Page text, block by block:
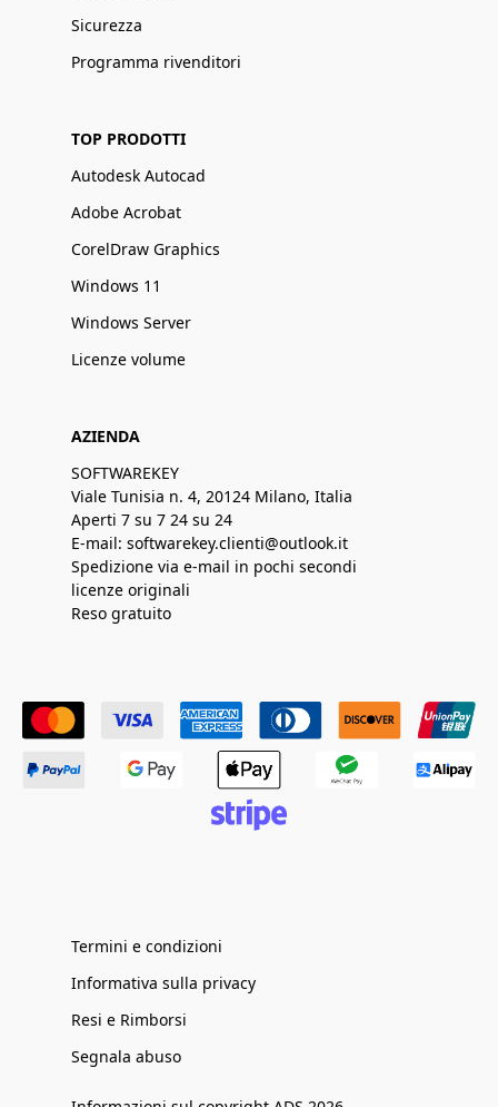
Sicurezza
Programma rivenditori
TOP PRODOTTI
Autodesk Autocad
Adobe Acrobat
CorelDraw Graphics
Windows 11
Windows Server
Licenze volume
AZIENDA
SOFTWAREKEY
Viale Tunisia n. 4, 20124 Milano, Italia
Aperti 7 su 7 24 su 24
E-mail: softwarekey.clienti@outlook.it
Spedizione via e-mail in pochi secondi
licenze originali
Reso gratuito
Termini e condizioni
Informativa sulla privacy
Resi e Rimborsi
Segnala abuso